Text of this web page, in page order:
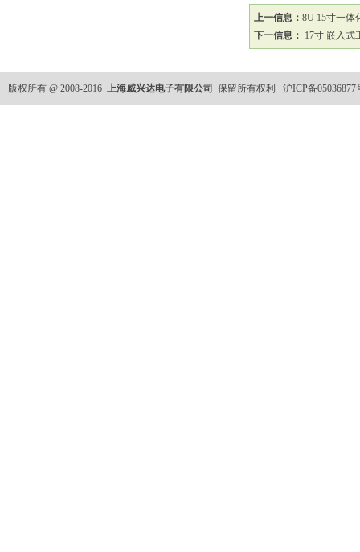
上一信息： 8U 15寸一体
下一信息： 17寸 嵌入式
版权所有 @ 2008-2016 上海威兴达电子有限公司 保留所有权利 沪ICP备05036877